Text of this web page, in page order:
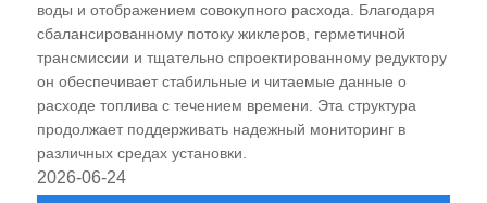
воды и отображением совокупного расхода. Благодаря
сбалансированному потоку жиклеров, герметичной
трансмиссии и тщательно спроектированному редуктору
он обеспечивает стабильные и читаемые данные о
расходе топлива с течением времени. Эта структура
продолжает поддерживать надежный мониторинг в
различных средах установки.
2026-06-24